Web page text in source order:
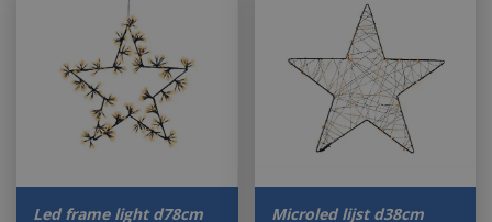
Led frame light d78cm
Microled lijst d38cm